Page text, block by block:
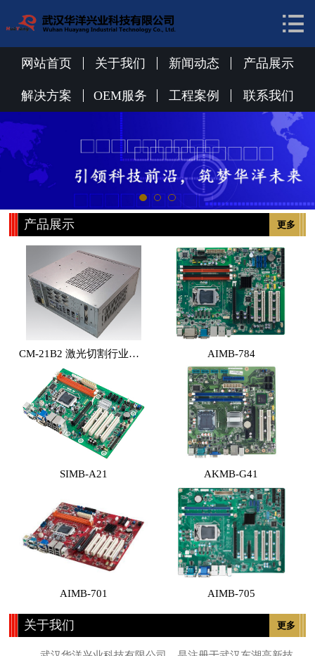
关于我们
新闻动态
解决方案
OEM服务
工程案例
联系我们

网站首页 关于我们 新闻动态 产品展示
解决方案 OEM服务 工程案例 联系我们
更多
产品展示
CM-21B2 激光切割行业专用工控机 （体积小，性能高，价格实惠） AIMB-784
SIMB-A21 AKMB-G41
AIMB-701 AIMB-705
更多
关于我们